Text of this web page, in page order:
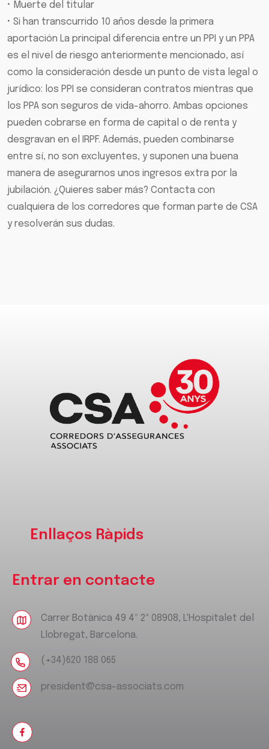
• Muerte del titular
• Si han transcurrido 10 años desde la primera
aportación La principal diferencia entre un PPI y un PPA
es el nivel de riesgo anteriormente mencionado, así
como la consideración desde un punto de vista legal o
jurídico: los PPI se consideran contratos mientras que
los PPA son seguros de vida-ahorro. Ambas opciones
pueden cobrarse en forma de capital o de renta y
desgravan en el IRPF. Además, pueden combinarse
entre sí, no son excluyentes, y suponen una buena
manera de asegurarnos unos ingresos extra por la
jubilación. ¿Quieres saber más? Contacta con
cualquiera de los corredores que forman parte de CSA
y resolverán sus dudas.
Enllaços Ràpids
Entrar en contacte
Carrer Botànica 49 4º 2ª 08908, L'Hospitalet del
Llobregat, Barcelona.
(+34)620 188 065
president@csa-associats.com